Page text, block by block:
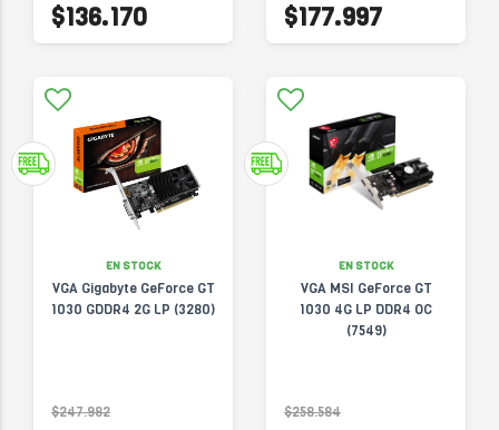
$136.170 $177.997
EN STOCK
VGA Gigabyte GeForce GT
1030 GDDR4 2G LP (3280)
$247.982
EN STOCK
VGA MSI GeForce GT
1030 4G LP DDR4 OC
(7549)
$258.584